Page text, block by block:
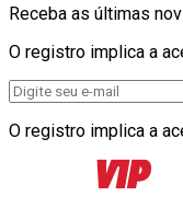
Receba as últimas
O registro implica a
O registro implica a